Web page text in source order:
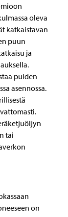
oleva
katkaistavan
puun
ja
puiden
asennossa.
tai
on